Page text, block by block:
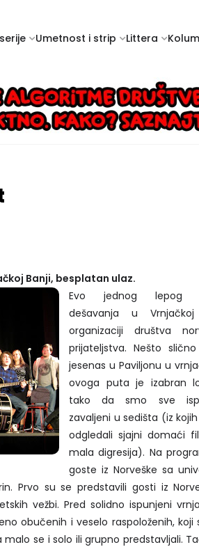
Umetnost i strip Littera
Banji, besplatan ulaz.
Evo jednog lepog
dešavanja u
organizaciji društva
prijateljstva. Nešto
jesenas u Paviljonu u
ovoga puta je izabran
tako da smo sve
zavaljeni u sedišta (iz
odgledali sjajni domaći
mala digresija). Na
goste iz Norveške sa
Prvo su se predstavili gosti iz
vežbi. Pred solidno ispunjeni
obučenih i veselo raspoloženih, koji
malo se i solo ili grupno predstavljali.